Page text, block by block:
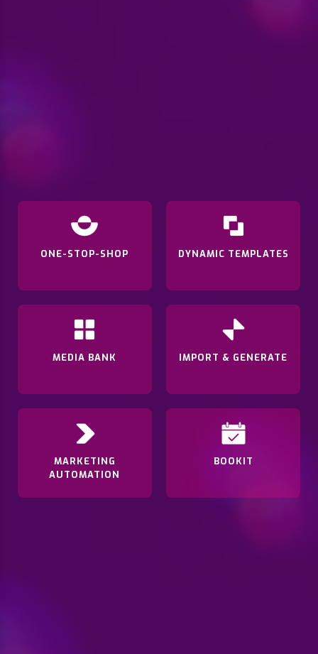
ONE-STOP-SHOP DYNAMIC TEMPLATES
MEDIA BANK IMPORT & GENERATE
MARKETING
AUTOMATION
BOOKIT